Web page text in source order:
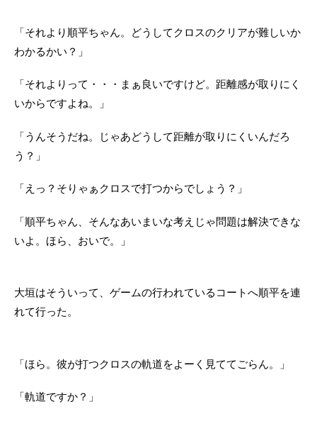
「それより順平ちゃん。どうしてクロスのクリアが難しいか
わかるかい？」
「それよりって・・・まぁ良いですけど。距離感が取りにく
いからですよね。」
「うんそうだね。じゃあどうして距離が取りにくいんだろ
う？」
「えっ？そりゃぁクロスで打つからでしょう？」
「順平ちゃん、そんなあいまいな考えじゃ問題は解決できな
いよ。ほら、おいで。」
大垣はそういって、ゲームの行われているコートへ順平を連
れて行った。
「ほら。彼が打つクロスの軌道をよーく見ててごらん。」
「軌道ですか？」